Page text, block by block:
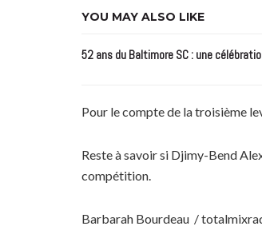
YOU MAY ALSO LIKE
52 ans du Baltimore SC : une
Pour le compte de la troisième
Reste à savoir si Djimy-Bend
compétition.
Barbarah Bourdeau /